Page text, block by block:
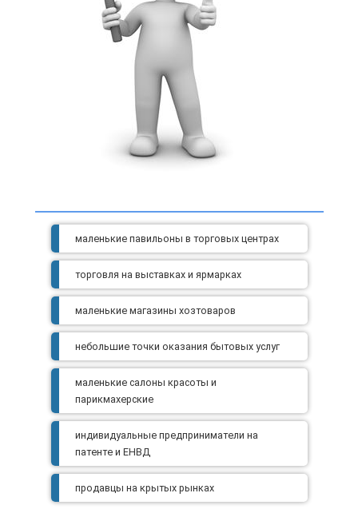
маленькие павильоны в торговых центрах
торговля на выставках и ярмарках
маленькие магазины хозтоваров
небольшие точки оказания бытовых услуг
маленькие салоны красоты и
парикмахерские
индивидуальные предприниматели на
патенте и ЕНВД
продавцы на крытых рынках